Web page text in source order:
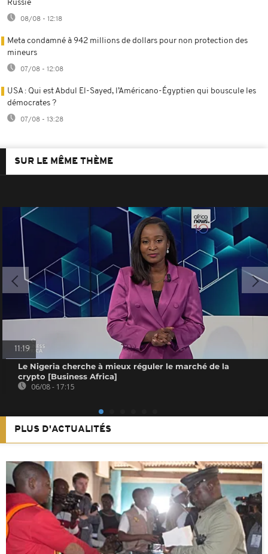
Russie
08/08 - 12:18
Meta condamné à 942 millions de dollars pour non protection des
mineurs
07/08 - 12:08
USA : Qui est Abdul El-Sayed, l’Américano-Égyptien qui bouscule les
démocrates ?
07/08 - 13:28
SUR LE MÊME THÈME
11:19
Le Nigeria cherche à mieux réguler le marché de la
crypto [Business Africa]
06/08 - 17:15
PLUS D'ACTUALITÉS